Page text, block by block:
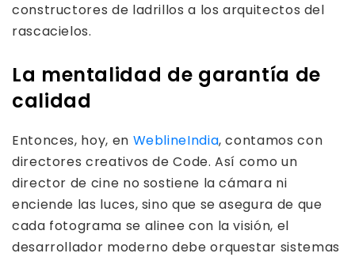
constructores de ladrillos a los arquitectos del
rascacielos.
La mentalidad de garantía de
calidad
Entonces, hoy, en WeblineIndia, contamos con
directores creativos de Code. Así como un
director de cine no sostiene la cámara ni
enciende las luces, sino que se asegura de que
cada fotograma se alinee con la visión, el
desarrollador moderno debe orquestar sistemas